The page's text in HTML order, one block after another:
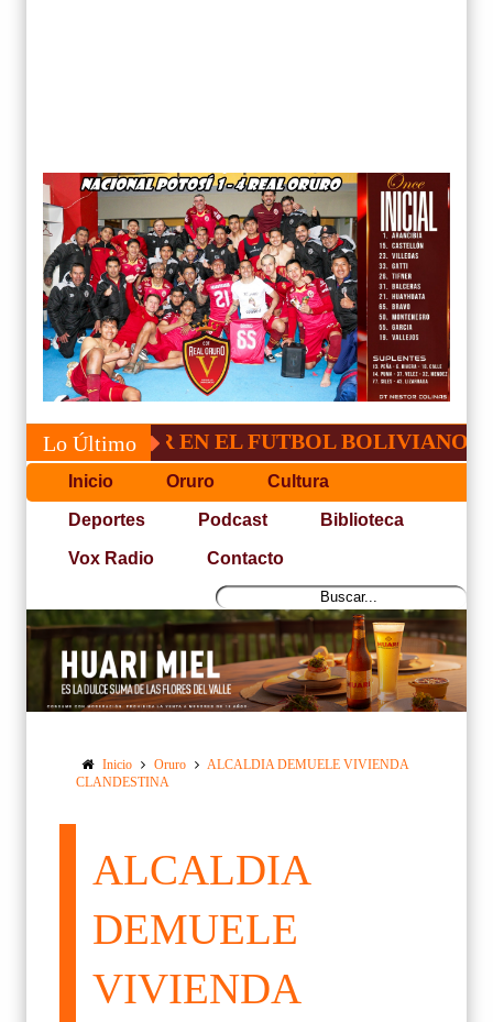
Lo Último
LIDER EN EL FUTBOL BOLIVIANO
Inicio Oruro Cultura
Deportes Podcast Biblioteca
Vox Radio Contacto
Inicio Oruro
ALCALDIA DEMUELE VIVIENDA
CLANDESTINA
ALCALDIA
DEMUELE
VIVIENDA